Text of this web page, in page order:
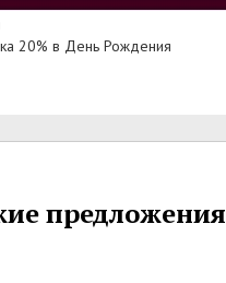
20% в День Рождения
предложения